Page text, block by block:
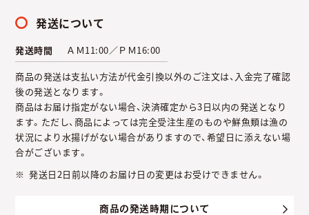
発送について
発送時間
ＡＭ11:00／ＰＭ16:00
商品の発送は支払い方法が代金引換以外のご注文は、入金完了確認
後の発送となります。
商品はお届け指定がない場合、決済確定から3日以内の発送となり
ます。ただし、商品によっては完全受注生産のものや鮮魚類は漁の
状況により水揚げがない場合がありますので、希望日に添えない場
合がございます。
発送日2日前以降のお届け日の変更はお受けできません。
商品の発送時期について